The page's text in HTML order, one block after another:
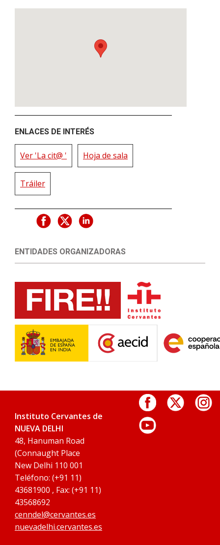
ENLACES DE INTERÉS
Ver 'La cit@ ' Hoja de sala
Tráiler
ENTIDADES ORGANIZADORAS
Instituto Cervantes de
NUEVA DELHI
48, Hanuman Road
(Connaught Place
New Delhi 110 001
Teléfono: (+91 11)
43681900 , Fax: (+91 11)
43568692
cenndel@cervantes.es
nuevadelhi.cervantes.es